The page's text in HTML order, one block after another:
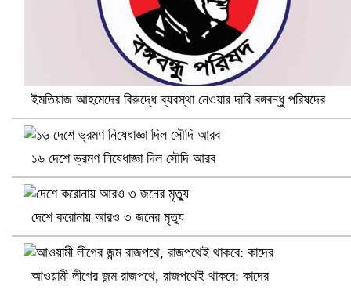
খুলনায় বিএনপি অফিসে গুলি-বোমা হামলা, নিহত ১
ইমতিয়াজ আহমেদের বিরুদ্ধে ব্যবস্থা নেওয়ার দাবি বঙ্গবন্ধু পরিষদের
১৬ দেশে ভ্রমণ নিষেধাজ্ঞা দিল সৌদি আরব
দেশে করোনায় আরও ৩ জনের মৃত্যু
আওয়ামী লীগের জন্ম রাজপথে, রাজপথেই থাকবে: কাদের